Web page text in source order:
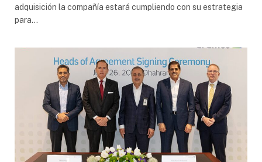
adquisición la compañía estará cumpliendo con su estrategia
para…